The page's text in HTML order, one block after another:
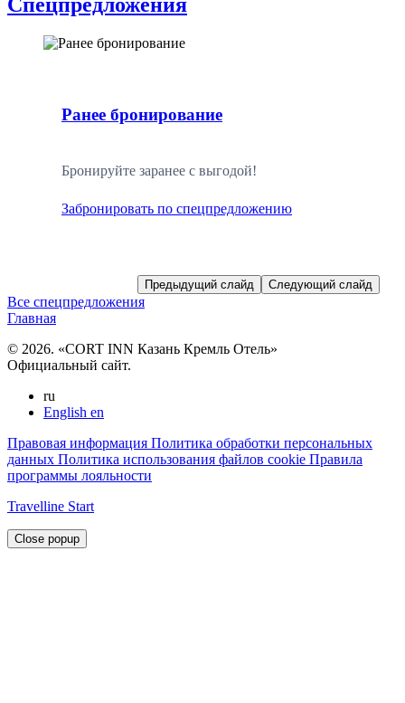
Ранее бронирование
Бронируйте заранее с выгодой!
Забронировать по спецпредложению
Предыдущий слайд Следующий слайд
Все спецпредложения
Главная
© 2026. «CORT INN Казань Кремль Отель»
Официальный сайт.
ru
English en
Правовая информация Политика обработки персональных
данных Политика использования файлов cookie Правила
программы лояльности
Travelline Start
Close popup